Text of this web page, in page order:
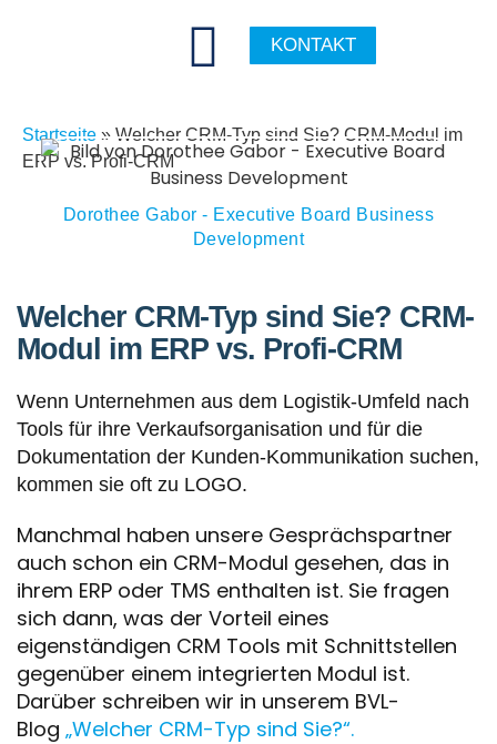
KONTAKT
Startseite » Welcher CRM-Typ sind Sie? CRM-Modul im
ERP vs. Profi-CRM
Dorothee Gabor - Executive Board Business
Development
Welcher CRM-Typ sind Sie? CRM-
Modul im ERP vs. Profi-CRM
Wenn Unternehmen aus dem Logistik-Umfeld nach
Tools für ihre Verkaufsorganisation und für die
Dokumentation der Kunden-Kommunikation suchen,
kommen sie oft zu LOGO.
Manchmal haben unsere Gesprächspartner
auch schon ein CRM-Modul gesehen, das in
ihrem ERP oder TMS enthalten ist. Sie fragen
sich dann, was der Vorteil eines
eigenständigen CRM Tools mit Schnittstellen
gegenüber einem integrierten Modul ist.
Darüber schreiben wir in unserem BVL-
Blog „Welcher CRM-Typ sind Sie?“.